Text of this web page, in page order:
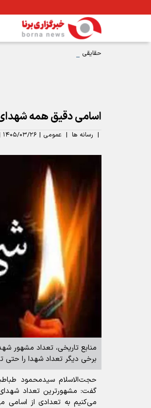
حقایقی خواندنی و جالب از مسجد کوفه
اسامی دقیق همه
| رسانه ها | عمومی | ۱۴۰۵/۰۳/۲۶
برخی دیگر تعداد شهدا را حتی تا ۱۵۵ نفر هم ذکر
حجت‌الاسلام سیدمحمود
می‌کنیم به تعدادی از اسامی